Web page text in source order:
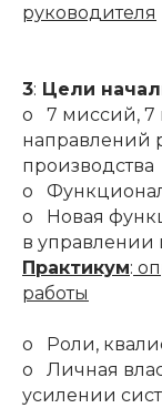
руководителя
3: Цели
o 7 миссий, 7
направлений
производства
o Функционал
o Новая
в управлении
Практикум:
работы
o Роли,
o Личная
усилении